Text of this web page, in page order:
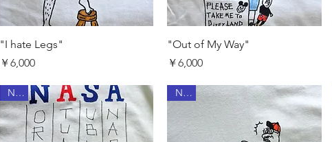
クイックビュー
"I hate Legs"
価格
￥6,000
クイックビュー
"Out of My Way"
価格
￥6,000
New New